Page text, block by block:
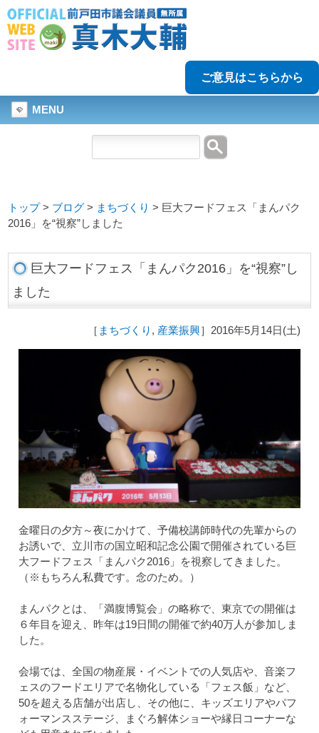
ご意見はこちらから
MENU
トップ> ブログ > まちづくり > 巨大フードフェス「まんパク
2016」を“視察”しました
巨大フードフェス「まんパク2016」を“視察”し
ました
［ まちづくり , 産業振興］2016年5月14日(土)
金曜日の夕方～夜にかけて、予備校講師時代の先輩からの
お誘いで、立川市の国立昭和記念公園で開催されている巨
大フードフェス「まんパク2016」を視察してきました。
（※もちろん私費です。念のため。）
まんパクとは、「満腹博覧会」の略称で、東京での開催は
６年目を迎え、昨年は19日間の開催で約40万人が参加しま
した。
会場では、全国の物産展・イベントでの人気店や、音楽フ
ェスのフードエリアで名物化している「フェス飯」など、
50を超える店舗が出店し、その他に、キッズエリアやパフ
ォーマンスステージ、まぐろ解体ショーや縁日コーナーな